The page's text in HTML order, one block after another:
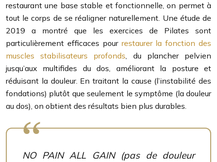
restaurant une base stable et fonctionnelle, on permet à
tout le corps de se réaligner naturellement. Une étude de
2019 a montré que les exercices de Pilates sont
particulièrement efficaces pour restaurer la fonction des
muscles stabilisateurs profonds, du plancher pelvien
jusqu’aux multifides du dos, améliorant la posture et
réduisant la douleur. En traitant la cause (l’instabilité des
fondations) plutôt que seulement le symptôme (la douleur
au dos), on obtient des résultats bien plus durables.
NO PAIN ALL GAIN (pas de douleur